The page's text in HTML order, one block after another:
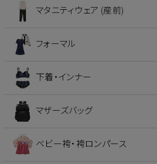
マタニティウェア (産前)
フォーマル
下着・インナー
マザーズバッグ
ベビー袴・袴ロンパース